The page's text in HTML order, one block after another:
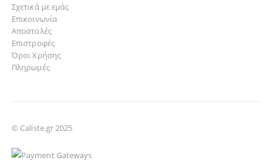
Σχετικά με εμάς
Επικοινωνία
Αποστολές
Επιστροφές
Όροι Χρήσης
Πληρωμές
© Caliste.gr 2025